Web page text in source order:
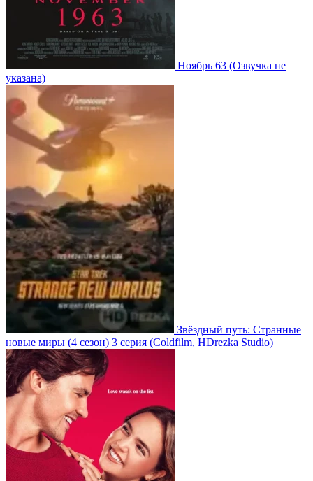
Ноябрь 63 (Озвучка не
указана)
Звёздный путь: Странные
новые миры (4 сезон) 3 серия (Coldfilm, HDrezka Studio)